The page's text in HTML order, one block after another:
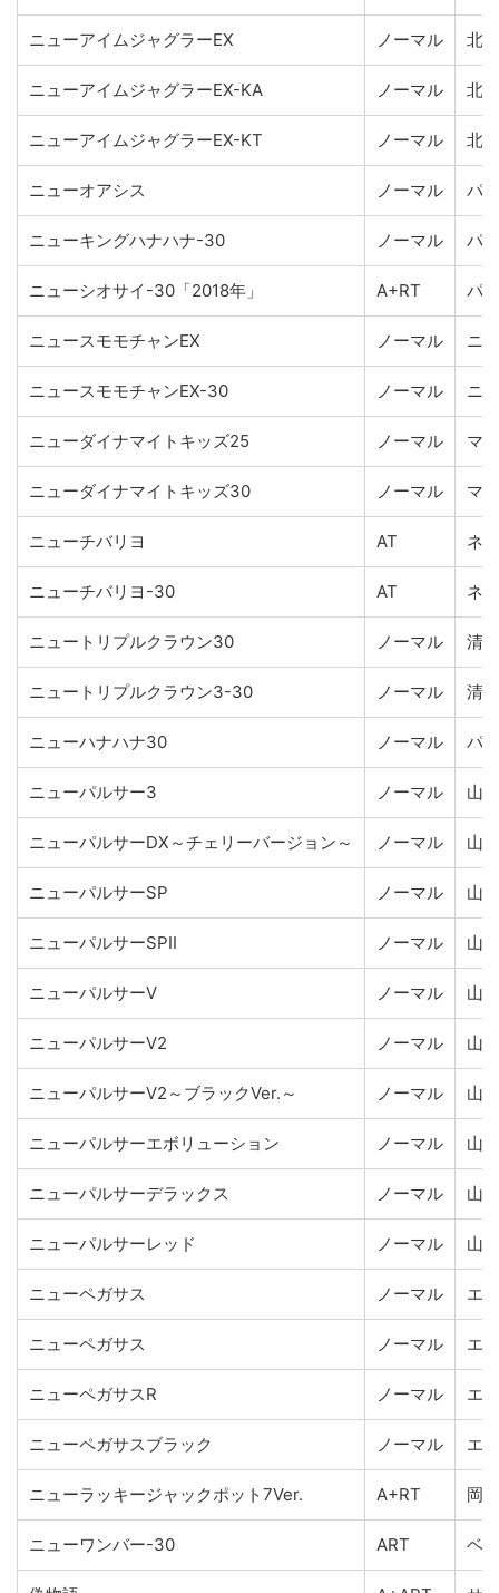
ニューアイムジャグラーEX ノーマル 北
ニューアイムジャグラーEX-KA ノーマル 北
ニューアイムジャグラーEX-KT ノーマル 北
ニューオアシス ノーマル パ
ニューキングハナハナ-30 ノーマル パ
ニューシオサイ-30「2018年」 A+RT パ
ニュースモモチャンEX ノーマル ニ
ニュースモモチャンEX-30 ノーマル ニ
ニューダイナマイトキッズ25 ノーマル マ
ニューダイナマイトキッズ30 ノーマル マ
ニューチバリヨ AT ネ
ニューチバリヨ-30 AT ネ
ニュートリプルクラウン30 ノーマル 清
ニュートリプルクラウン3-30 ノーマル 清
ニューハナハナ30 ノーマル パ
ニューパルサー3 ノーマル 山佐
ニューパルサーDX～チェリーバージョン～ ノーマル 山佐
ニューパルサーSP ノーマル 山佐
ニューパルサーSPII ノーマル 山佐
ニューパルサーV ノーマル 山佐
ニューパルサーV2 ノーマル 山佐
ニューパルサーV2～ブラックVer.～ ノーマル 山佐
ニューパルサーエボリューション ノーマル 山佐
ニューパルサーデラックス ノーマル 山佐
ニューパルサーレッド ノーマル 山佐
ニューペガサス ノーマル エマ
ニューペガサス ノーマル エマ
ニューペガサスR ノーマル エマ
ニューペガサスブラック ノーマル エマ
ニューラッキージャックポット7Ver. A+RT 岡
ニューワンバー-30 ART ベ